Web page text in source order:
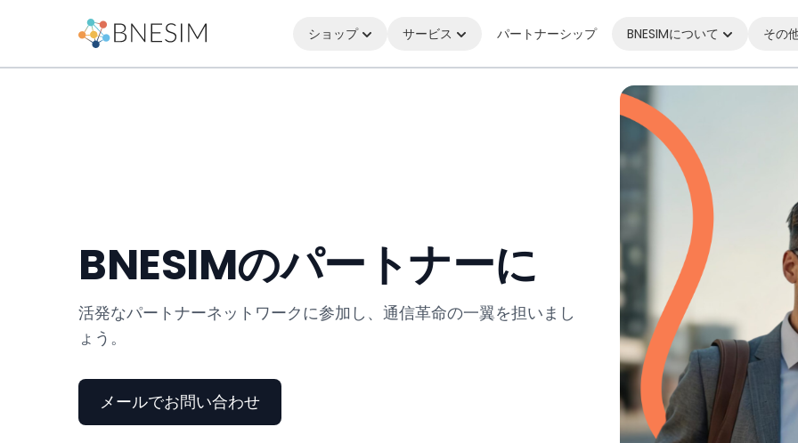
ショップ サービス パートナーシップ BNESIMについて その
BNESIMのパートナーに
活発なパートナーネットワークに参加し、通信革命の一翼を担いまし
ょう。
メールでお問い合わせ